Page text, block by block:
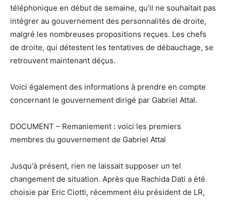
téléphonique en début de semaine, qu'il ne souhaitait pas
intégrer au gouvernement des personnalités de droite,
malgré les nombreuses propositions reçues. Les chefs
de droite, qui détestent les tentatives de débauchage, se
retrouvent maintenant déçus.
Voici également des informations à prendre en compte
concernant le gouvernement dirigé par Gabriel Attal.
DOCUMENT – Remaniement : voici les premiers
membres du gouvernement de Gabriel Attal
Jusqu'à présent, rien ne laissait supposer un tel
changement de situation. Après que Rachida Dati a été
choisie par Eric Ciotti, récemment élu président de LR,